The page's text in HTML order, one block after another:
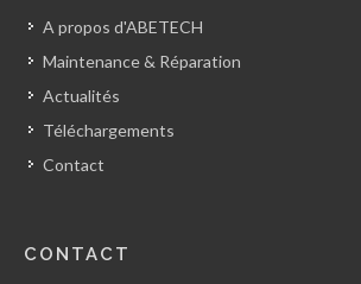
A propos d'ABETECH
Maintenance & Réparation
Actualités
Téléchargements
Contact
CONTACT